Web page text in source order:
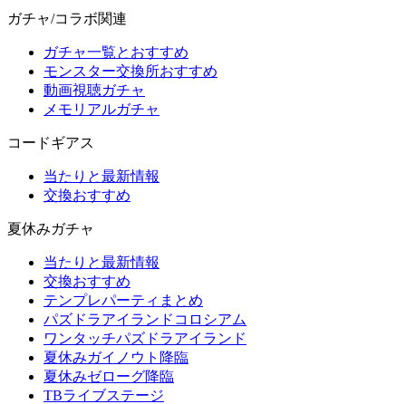
ガチャ/コラボ関連
ガチャ一覧とおすすめ
モンスター交換所おすすめ
動画視聴ガチャ
メモリアルガチャ
コードギアス
当たりと最新情報
交換おすすめ
夏休みガチャ
当たりと最新情報
交換おすすめ
テンプレパーティまとめ
パズドラアイランドコロシアム
ワンタッチパズドラアイランド
夏休みガイノウト降臨
夏休みゼローグ降臨
TBライブステージ